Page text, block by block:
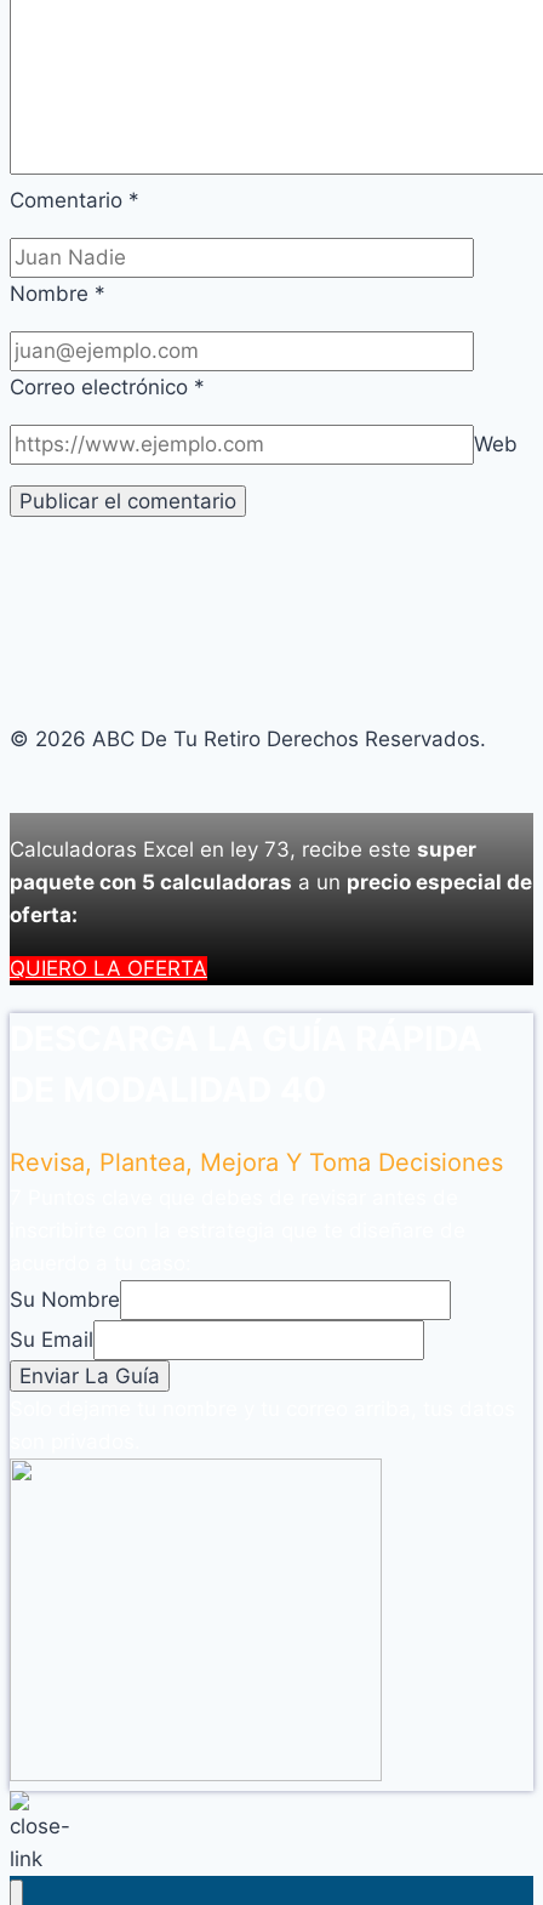
Comentario *
Nombre *
Correo electrónico *
Web
© 2026 ABC De Tu Retiro Derechos Reservados.
Calculadoras Excel en ley 73, recibe este super
paquete con 5 calculadoras a un precio especial de
oferta:
QUIERO LA OFERTA
Revisa, Plantea, Mejora Y Toma Decisiones
Su Nombre
Su Email